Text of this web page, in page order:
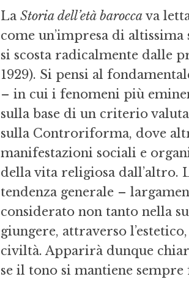
La Storia dell’età baroccava
come un’impresa di
si scosta radicalmente dalle
1929). Si pensi al
– in cui i fenomeni più
sulla base di un criterio
sulla Controriforma, dove
manifestazioni sociali e
della vita religiosa dall’altro.
tendenza generale –
considerato non tanto nella
giungere, attraverso
civiltà. Apparirà dunque
se il tono si mantiene